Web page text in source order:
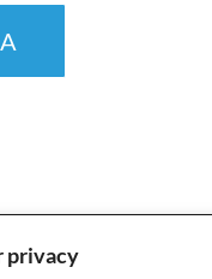
privacy